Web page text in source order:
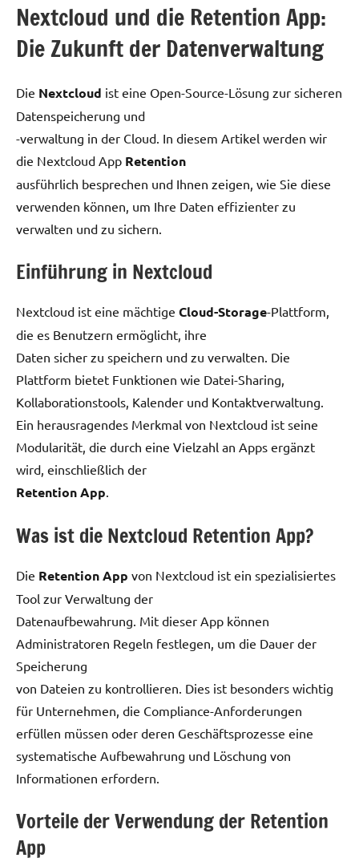
Nextcloud und die Retention App:
Die Zukunft der Datenverwaltung
Die Nextcloud ist eine Open-Source-Lösung zur sicheren
Datenspeicherung und
-verwaltung in der Cloud. In diesem Artikel werden wir
die Nextcloud App Retention
ausführlich besprechen und Ihnen zeigen, wie Sie diese
verwenden können, um Ihre Daten effizienter zu
verwalten und zu sichern.
Einführung in Nextcloud
Nextcloud ist eine mächtige Cloud-Storage-Plattform,
die es Benutzern ermöglicht, ihre
Daten sicher zu speichern und zu verwalten. Die
Plattform bietet Funktionen wie Datei-Sharing,
Kollaborationstools, Kalender und Kontaktverwaltung.
Ein herausragendes Merkmal von Nextcloud ist seine
Modularität, die durch eine Vielzahl an Apps ergänzt
wird, einschließlich der
Retention App
Was ist die Nextcloud Retention App?
Die Retention App von Nextcloud ist ein spezialisiertes
Tool zur Verwaltung der
Datenaufbewahrung. Mit dieser App können
Administratoren Regeln festlegen, um die Dauer der
Speicherung
von Dateien zu kontrollieren. Dies ist besonders wichtig
für Unternehmen, die Compliance-Anforderungen
erfüllen müssen oder deren Geschäftsprozesse eine
systematische Aufbewahrung und Löschung von
Informationen erfordern.
Vorteile der Verwendung der Retention
App